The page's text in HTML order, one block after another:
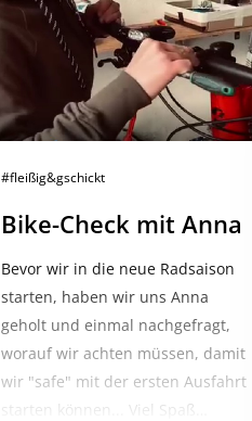
#fleißig&gschickt
Bike-Check mit Anna
Bevor wir in die neue Radsaison
starten, haben wir uns Anna
geholt und einmal nachgefragt,
worauf wir achten müssen, damit
wir "safe" mit der ersten Ausfahrt
starten können... Viel Spaß…